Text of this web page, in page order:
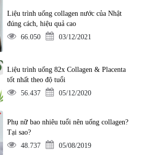
Liệu trình uống collagen nước của Nhật
đúng cách, hiệu quả cao
66.050
03/12/2021
Liệu trình uống 82x Collagen & Placenta
tốt nhất theo độ tuổi
56.437
05/12/2020
Phụ nữ bao nhiêu tuổi nên uống collagen?
Tại sao?
48.737
05/08/2019